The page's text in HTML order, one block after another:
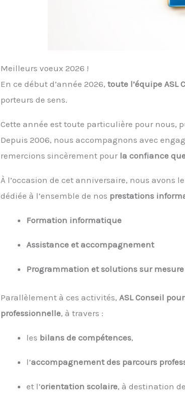
Meilleurs voeux 2026 !
En ce début d’année 2026,toute l’équipe ASL
porteurs de sens.
Cette année est toute particulière pour nous,
Depuis 2006, nous accompagnons avec
remercions sincèrement pour la confiance
À l’occasion de cet anniversaire, nous avons
dédiée à l’ensemble de nos prestations
Formation informatique
Assistance et accompagnement
Programmation et solutions sur mesure
Parallèlement à ces activités,ASL Conseil
professionnelle, à travers :
les bilans de compétences,
l’accompagnement des parcours
et l’orientation scolaire, à destination